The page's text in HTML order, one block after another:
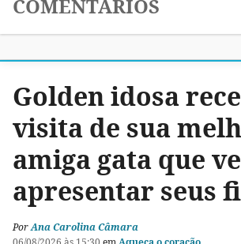
COMENTÁRIOS